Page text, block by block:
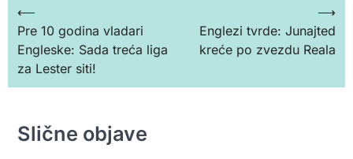
Кретање
чланка
⟵
Pre 10 godina vladari
Engleske: Sada treća liga
za Lester siti!
Englezi tvrde: Junajted
kreće po zvezdu Reala
⟶
Slične objave